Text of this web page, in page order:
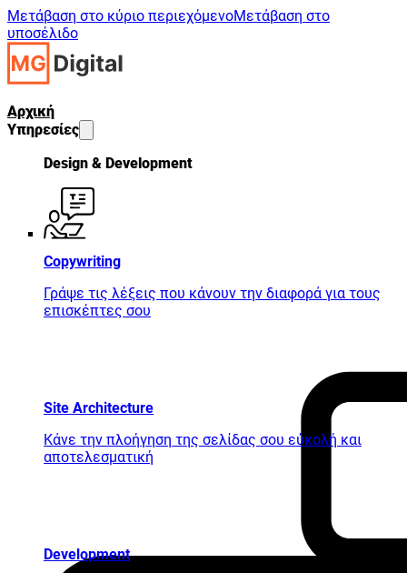
Μετάβαση στο κύριο περιεχόμενοΜετάβαση στο
υποσέλιδο
Αρχική
Υπηρεσίες
Design & Development
Copywriting
Γράψε τις λέξεις που κάνουν την διαφορά για τους
επισκέπτες σου
Site Architecture
Κάνε την πλοήγηση της σελίδας σου εύκολή και
αποτελεσματική
Development